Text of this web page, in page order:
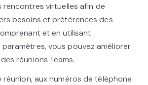
rencontres virtuelles afin de
besoins et préférences des
et en utilisant
vous pouvez améliorer
réunions Teams.
réunion, aux numéros de téléphone